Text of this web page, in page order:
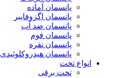
پانسمان آماده
پانسمان اگزوفایبر
پانسمان ضد آب
پانسمان فوم
پانسمان نقره
پانسمان هیدروکلوئیدی
انواع تخت
تخت برقی